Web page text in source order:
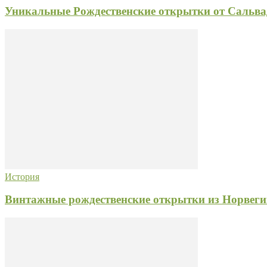
Уникальные Рождественские открытки от
История
Винтажные рождественские открытки из